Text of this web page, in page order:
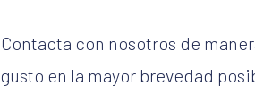
Contacta con nosotros de
gusto en la mayor brevedad